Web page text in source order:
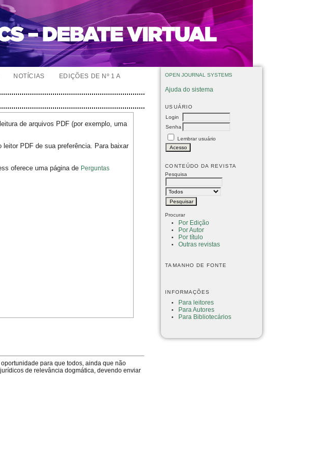
OPEN JOURNAL SYSTEMS
Ajuda do sistema
USUÁRIO
Login
Senha
Lembrar usuário
CONTEÚDO DA REVISTA
Pesquisa
Procurar
Por Edição
Por Autor
Por título
Outras revistas
TAMANHO DE FONTE
INFORMAÇÕES
Para leitores
Para Autores
Para Bibliotecários
NOTÍCIAS
EDIÇÕES DE Nº 1 A
de arquivos PDF (por exemplo, uma
PDF de sua preferência. Para baixar
oferece uma página de Perguntas
para que todos, ainda que não
de relevância dogmática, devendo enviar